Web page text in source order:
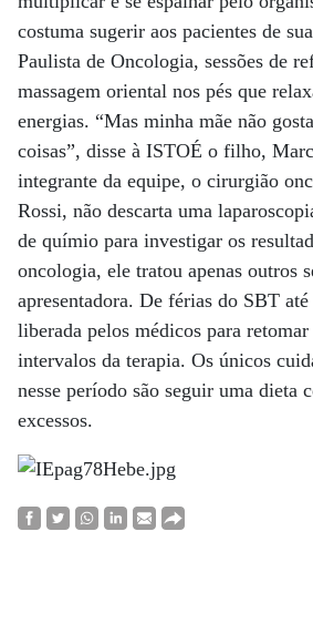
costuma sugerir aos pacientes de
Paulista de Oncologia, sessões de
massagem oriental nos pés que
energias. “Mas minha mãe não
coisas”, disse à ISTOÉ o filho,
integrante da equipe, o cirurgião
Rossi, não descarta uma
de químio para investigar os
oncologia, ele tratou apenas outros
apresentadora. De férias do SBT
liberada pelos médicos para retomar
intervalos da terapia. Os únicos
nesse período são seguir uma dieta
excessos.